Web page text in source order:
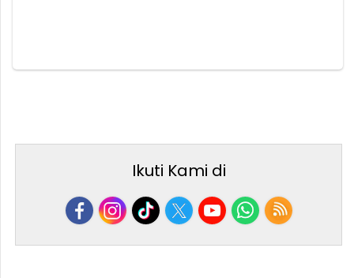
Ikuti Kami di